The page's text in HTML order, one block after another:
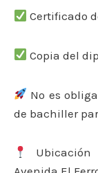
Certificado
Copia del
No es
de bachiller
Ubicación